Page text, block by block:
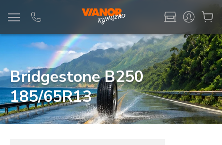
Bridgestone B250
185/65R13
Информация Фото товара